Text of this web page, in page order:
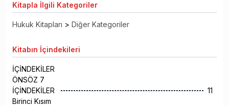
Kitapla İlgili Kategoriler
Hukuk Kitapları > Diğer Kategoriler
Kitabın İçindekileri
İÇİNDEKİLER
ÖNSÖZ 7
İÇİNDEKİLER
11
Birinci Kısım